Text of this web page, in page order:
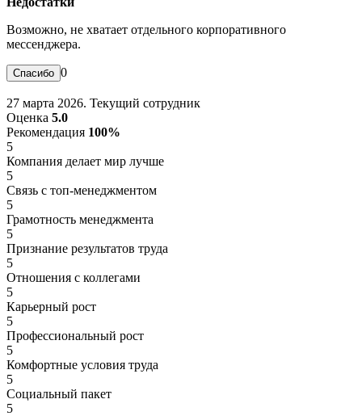
Возможно, не хватает отдельного корпоративного
мессенджера.
0
27 марта 2026. Текущий сотрудник
Оценка 5.0
Рекомендация 100%
5
Компания делает мир лучше
5
Связь с топ-менеджментом
5
Грамотность менеджмента
5
Признание результатов труда
5
Отношения с коллегами
5
Карьерный рост
5
Профессиональный рост
5
Комфортные условия труда
5
Социальный пакет
5